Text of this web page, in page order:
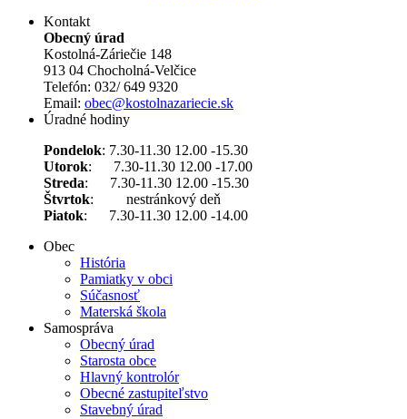
Kontakt
Obecný úrad
Kostolná-Záriečie 148
913 04 Chocholná-Velčice
Telefón: 032/ 649 9320
Email: obec@kostolnazariecie.sk
Úradné hodiny
Pondelok: 7.30-11.30 12.00 -15.30
Utorok: 7.30-11.30 12.00 -17.00
Streda: 7.30-11.30 12.00 -15.30
Štvrtok: nestránkový deň
Piatok: 7.30-11.30 12.00 -14.00
Obec
História
Pamiatky v obci
Súčasnosť
Materská škola
Samospráva
Obecný úrad
Starosta obce
Hlavný kontrolór
Obecné zastupiteľstvo
Stavebný úrad